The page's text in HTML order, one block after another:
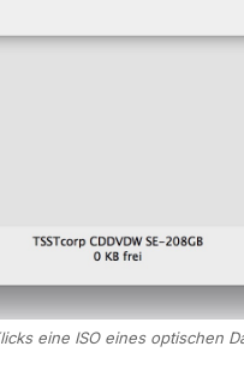
eine ISO eines optischen